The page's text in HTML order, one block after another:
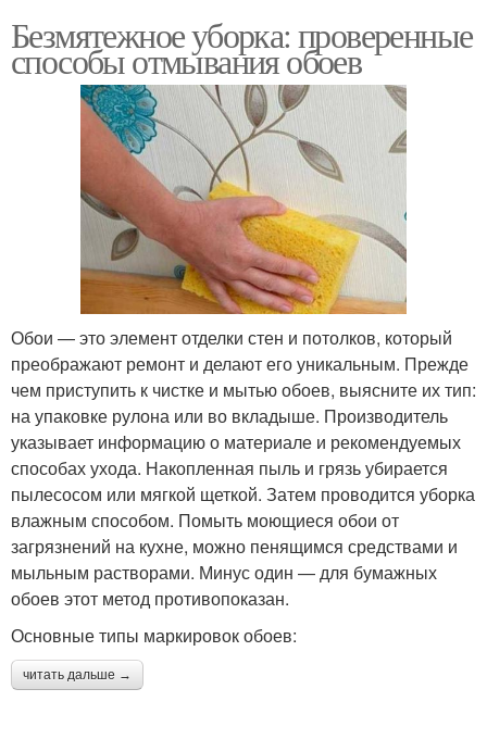
Безмятежное уборка: проверенные
способы отмывания обоев
Обои — это элемент отделки стен и потолков, который
преображают ремонт и делают его уникальным. Прежде
чем приступить к чистке и мытью обоев, выясните их тип:
на упаковке рулона или во вкладыше. Производитель
указывает информацию о материале и рекомендуемых
способах ухода. Накопленная пыль и грязь убирается
пылесосом или мягкой щеткой. Затем проводится уборка
влажным способом. Помыть моющиеся обои от
загрязнений на кухне, можно пенящимся средствами и
мыльным растворами. Минус один — для бумажных
обоев этот метод противопоказан.
Основные типы маркировок обоев:
читать дальше →